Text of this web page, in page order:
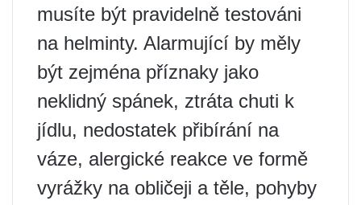
musíte být pravidelně testováni
na helminty. Alarmující by měly
být zejména příznaky jako
neklidný spánek, ztráta chuti k
jídlu, nedostatek přibírání na
váze, alergické reakce ve formě
vyrážky na obličeji a těle, pohyby